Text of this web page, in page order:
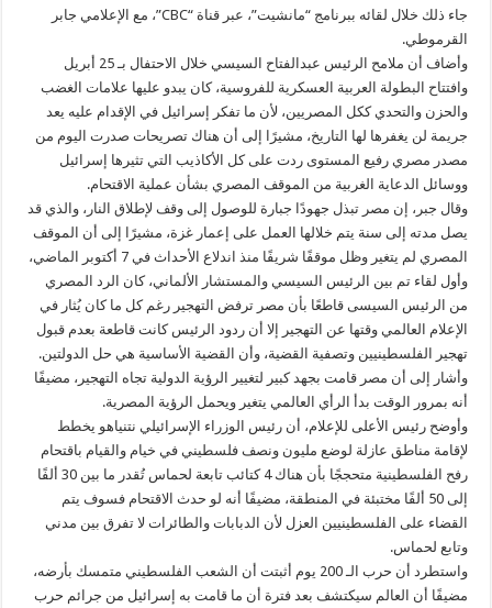
جاء ذلك خلال لقائه ببرنامج “مانشيت”، عبر قناة “CBC”، مع الإعلامي جابر
القرموطي.
وأضاف أن ملامح الرئيس عبدالفتاح السيسي خلال الاحتفال بـ 25 أبريل
وافتتاح البطولة العربية العسكرية للفروسية، كان يبدو عليها علامات الغضب
والحزن والتحدي ككل المصريين، لأن ما تفكر إسرائيل في الإقدام عليه يعد
جريمة لن يغفرها لها التاريخ، مشيرًا إلى أن هناك تصريحات صدرت اليوم من
مصدر مصري رفيع المستوى ردت على كل الأكاذيب التي تثيرها إسرائيل
ووسائل الدعاية الغربية من الموقف المصري بشأن عملية الاقتحام.
وقال جبر، إن مصر تبذل جهودًا جبارة للوصول إلى وقف لإطلاق النار، والذي قد
يصل مدته إلى سنة يتم خلالها العمل على إعمار غزة، مشيرًا إلى أن الموقف
المصري لم يتغير وظل موقفًا شريفًا منذ اندلاع الأحداث في 7 أكتوبر الماضي،
وأول لقاء تم بين الرئيس السيسي والمستشار الألماني، كان الرد المصري
من الرئيس السيسى قاطعًا بأن مصر ترفض التهجير رغم كل ما كان يُثار في
الإعلام العالمي وقتها عن التهجير إلا أن ردود الرئيس كانت قاطعة بعدم قبول
تهجير الفلسطينيين وتصفية القضية، وأن القضية الأساسية هي حل الدولتين.
وأشار إلى أن مصر قامت بجهد كبير لتغيير الرؤية الدولية تجاه التهجير، مضيفًا
أنه بمرور الوقت بدأ الرأي العالمي يتغير ويحمل الرؤية المصرية.
وأوضح رئيس الأعلى للإعلام، أن رئيس الوزراء الإسرائيلي نتنياهو يخطط
لإقامة مناطق عازلة لوضع مليون ونصف فلسطيني في خيام والقيام باقتحام
رفح الفلسطينية متحججًا بأن هناك 4 كتائب تابعة لحماس تُقدر ما بين 30 ألفًا
إلى 50 ألفًا مختبئة في المنطقة، مضيفًا أنه لو حدث الاقتحام فسوف يتم
القضاء على الفلسطينيين العزل لأن الدبابات والطائرات لا تفرق بين مدني
وتابع لحماس.
واستطرد أن حرب الـ 200 يوم أثبتت أن الشعب الفلسطيني متمسك بأرضه،
مضيفًا أن العالم سيكتشف بعد فترة أن ما قامت به إسرائيل من جرائم حرب